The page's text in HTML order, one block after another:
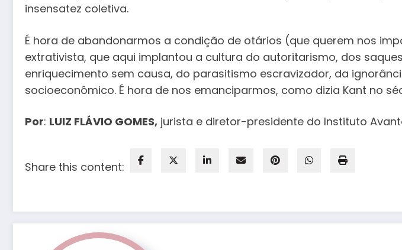
insensatez coletiva.
É hora de abandonarmos a condição de otários (que querem nos
extrativista, que aqui implantou a cultura do autoritarismo, dos
enriquecimento sem causa, do parasitismo escravizador, da
socioeconômico. É hora de nos emanciparmos, como dizia Kant no
Por: LUIZ FLÁVIO GOMES, jurista e diretor-presidente do Instituto
Share this content: